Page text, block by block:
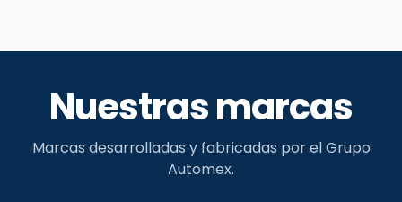
Nuestras marcas
Marcas desarrolladas y fabricadas por el Grupo
Automex.